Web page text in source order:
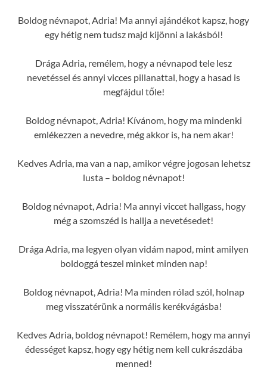
Boldog névnapot, Adria! Ma annyi ajándékot kapsz, hogy
egy hétig nem tudsz majd kijönni a lakásból!
Drága Adria, remélem, hogy a névnapod tele lesz
nevetéssel és annyi vicces pillanattal, hogy a hasad is
megfájdul tőle!
Boldog névnapot, Adria! Kívánom, hogy ma mindenki
emlékezzen a nevedre, még akkor is, ha nem akar!
Kedves Adria, ma van a nap, amikor végre jogosan lehetsz
lusta – boldog névnapot!
Boldog névnapot, Adria! Ma annyi viccet hallgass, hogy
még a szomszéd is hallja a nevetésedet!
Drága Adria, ma legyen olyan vidám napod, mint amilyen
boldoggá teszel minket minden nap!
Boldog névnapot, Adria! Ma minden rólad szól, holnap
meg visszatérünk a normális kerékvágásba!
Kedves Adria, boldog névnapot! Remélem, hogy ma annyi
édességet kapsz, hogy egy hétig nem kell cukrászdába
menned!